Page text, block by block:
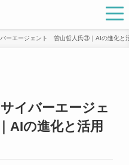
バーエージェント 曽山哲人氏③｜AIの進化と
イバーエージェ
の進化と活用